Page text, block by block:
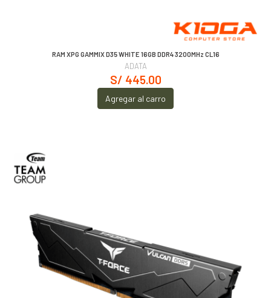
RAM XPG GAMMIX D35 WHITE 16GB DDR4 3200MHz CL16
ADATA
S/ 445.00
Agregar al carro